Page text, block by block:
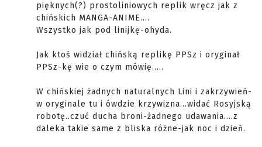
pięknych(?) prostoliniowych replik wręcz jak z
chińskich MANGA-ANIME....
Wszystko jak pod linijkę-ohyda.
Jak ktoś widział chińską replikę PPSz i oryginał
PPSz-kę wie o czym mówię.....
W chińskiej żadnych naturalnych Lini i zakrzywień-
w oryginale tu i ówdzie krzywizna...widać Rosyjską
robotę..czuć ducha broni-żadnego udawania....z
daleka takie same z bliska różne-jak noc i dzień.